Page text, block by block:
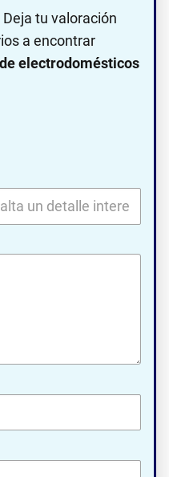
tu valoración
a encontrar
electrodomésticos